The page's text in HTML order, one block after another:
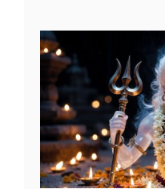
बढ़ती दूरियाँ, लगातार
और टूटते रिश्ते दिखाई
विवाह जीवन की सबसे
सबसे चुनौतीपूर्ण यात्राओं